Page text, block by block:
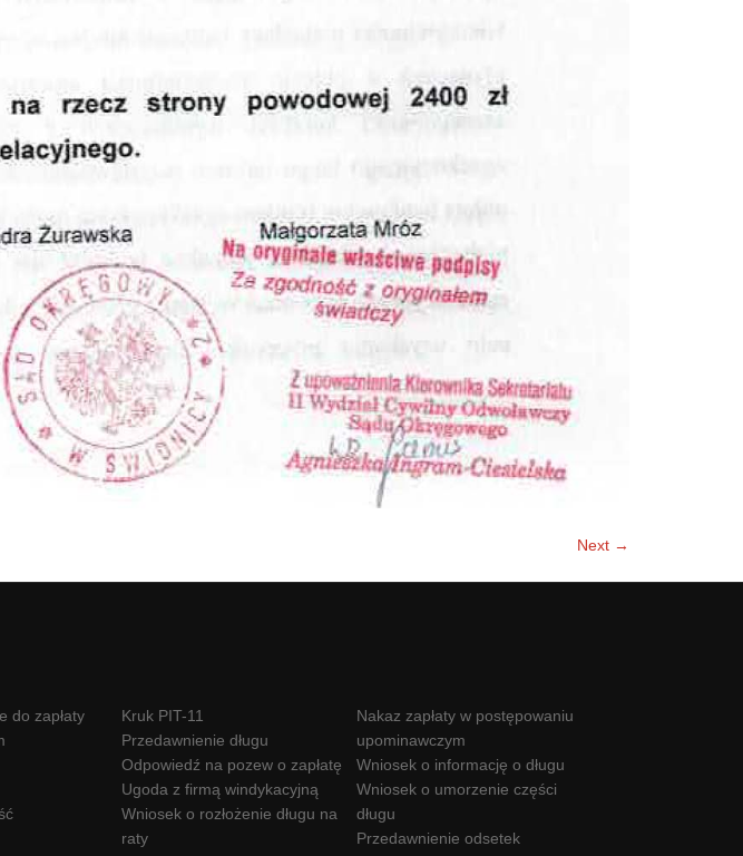
Next →
do zapłaty
Kruk PIT-11
Przedawnienie długu
Odpowiedź na pozew o zapłatę
Ugoda z firmą windykacyjną
Wniosek o rozłożenie długu na
raty
Nakaz zapłaty w postępowaniu
upominawczym
Wniosek o informację o długu
Wniosek o umorzenie części
długu
Przedawnienie odsetek